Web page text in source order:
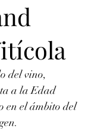
del vino,
a la Edad
en el ámbito del